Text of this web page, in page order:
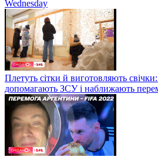
Wednesday
Плетуть сітки й виготовляють свічки:
допомагають ЗСУ і наближають